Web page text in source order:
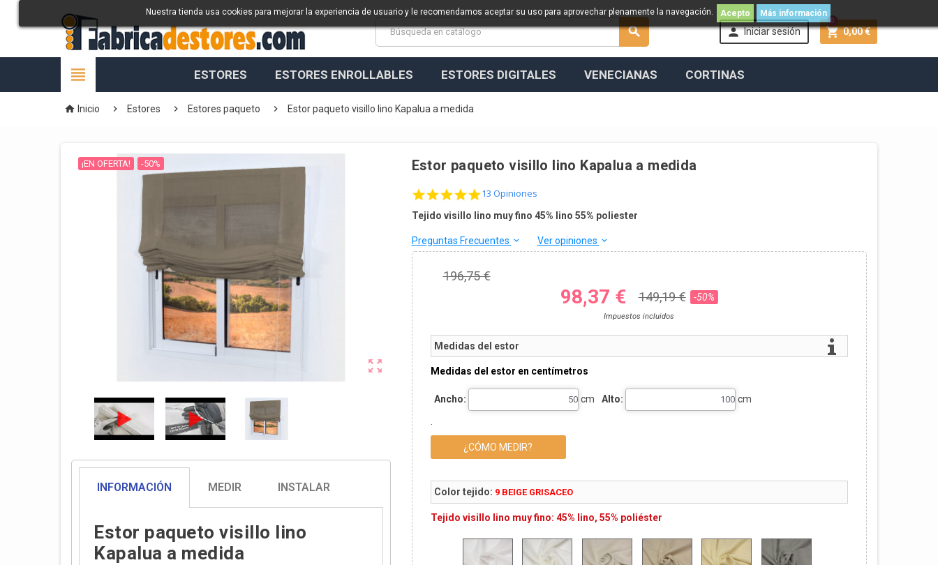
  Iniciar sesión  0,00 €
0
Nuestra tienda usa cookies para mejorar la experiencia de usuario y le recomendamos aceptar su uso para aprovechar plenamente la navegación. Acepto Más información
 ESTORES ESTORES ENROLLABLES ESTORES DIGITALES VENECIANAS CORTINAS
 Inicio  Estores  Estores paqueto  Estor paqueto visillo lino Kapalua a medida

¡EN OFERTA! -50%
INFORMACIÓN MEDIR INSTALAR
Estor paqueto visillo lino
Kapalua a medida
Estor paqueto visillo lino Kapalua a medida
4.9 star rating
13 Opiniones
Tejido visillo lino muy fino 45% lino 55% poliester
Preguntas Frecuentes keyboard_arrow_down Ver opiniones keyboard_arrow_down
196,75 €
98,37 € 149,19 € -50%
Impuestos incluidos
Medidas del estor
Medidas del estor en centímetros
Ancho: cm Alto:
cm
¿CÓMO MEDIR?
Color tejido: 9 BEIGE GRISACEO
Tejido visillo lino muy fino: 45% lino, 55% poliéster